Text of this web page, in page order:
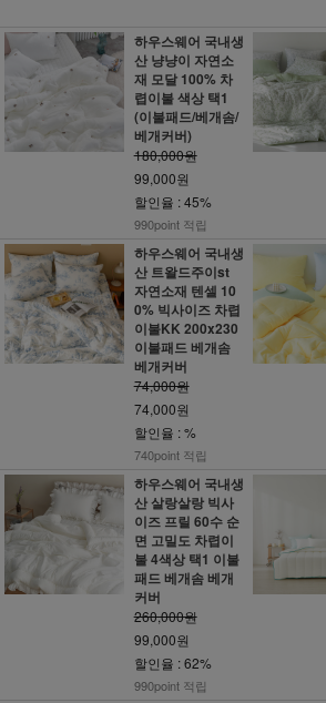
하우스웨어 국내생
산 냥냥이 자연소
재 모달 100% 차
렵이불 색상 택1
(이불패드/베개솜/
베개커버)
180,000원
99,000원
할인율 : 45%
990point 적립
하우스웨어 국내생
산 트왈드주이st
자연소재 텐셀 10
0% 빅사이즈 차렵
이불KK 200x230
이불패드 베개솜
베개커버
74,000원
74,000원
할인율 : %
740point 적립
하우스웨어 국내생
산 살랑살랑 빅사
이즈 프릴 60수 순
면 고밀도 차렵이
불 4색상 택1 이불
패드 베개솜 베개
커버
260,000원
99,000원
할인율 : 62%
990point 적립